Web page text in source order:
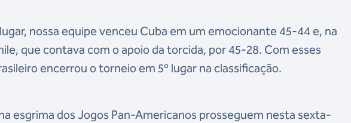
nossa equipe venceu Cuba em um emocionante 45-44 e, na
que contava com o apoio da torcida, por 45-28. Com esses
encerrou o torneio em 5º lugar na classificação.
esgrima dos Jogos Pan-Americanos prosseguem nesta sexta-